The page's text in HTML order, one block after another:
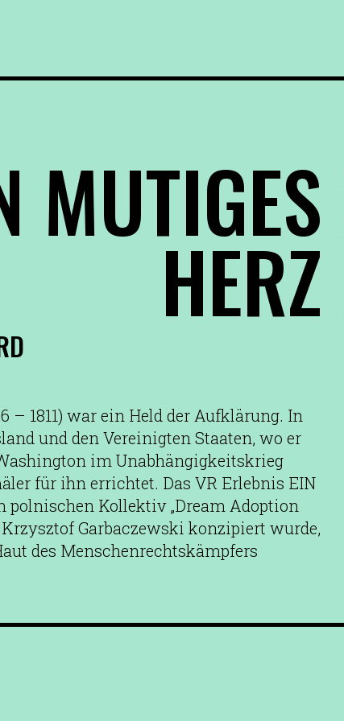
MUTIGES
HERZ
– 1811) war ein Held der Aufklärung. In
und den Vereinigten Staaten, wo er
im Unabhängigkeitskrieg
für ihn errichtet. Das VR Erlebnis EIN
polnischen Kollektiv „Dream Adoption
Garbaczewski konzipiert wurde,
des Menschenrechtskämpfers